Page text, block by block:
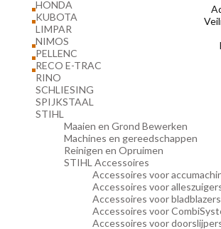
HONDA
KUBOTA
LIMPAR
NIMOS
PELLENC
RECO E-TRAC
RINO
SCHLIESING
SPIJKSTAAL
STIHL
Maaien en Grond Bewerken
Machines en gereedschappen
Reinigen en Opruimen
STIHL Accessoires
Accessoires voor
Accessoires voor
Accessoires voor
Accessoires voor
Accessoires voor